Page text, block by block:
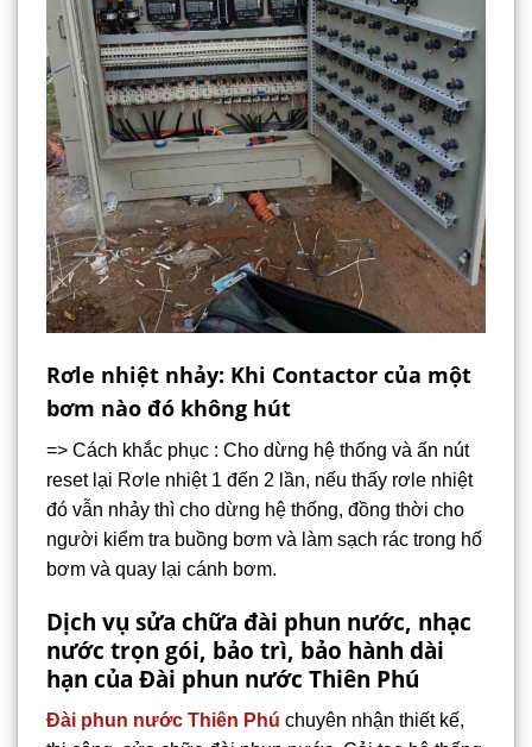
Rơle nhiệt nhảy: Khi Contactor của một
bơm nào đó không hút
=> Cách khắc phục : Cho dừng hệ thống và ấn nút
reset lại Rơle nhiệt 1 đến 2 lần, nếu thấy rơle nhiệt
đó vẫn nhảy thì cho dừng hệ thống, đồng thời cho
người kiểm tra buồng bơm và làm sạch rác trong hố
bơm và quay lại cánh bơm.
Dịch vụ sửa chữa đài phun nước, nhạc
nước trọn gói, bảo trì, bảo hành dài
hạn của Đài phun nước Thiên Phú
Đài phun nước Thiên Phú chuyên nhận thiết kế,